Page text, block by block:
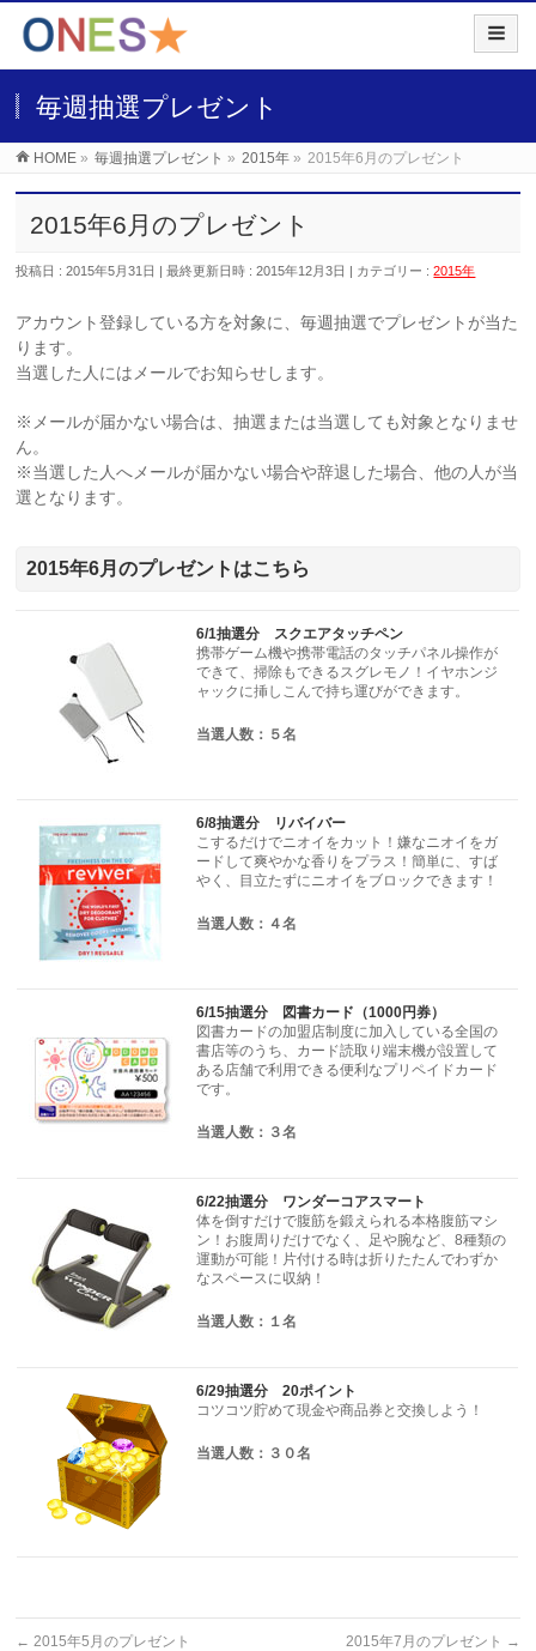
毎週抽選プレゼント
HOME » 毎週抽選プレゼント » 2015年 » 2015年6月のプレゼント
2015年6月のプレゼント
投稿日 : 2015年5月31日 最終更新日時 : 2015年12月3日 カテゴリー :2015年
アカウント登録している方を対象に、毎週抽選でプレゼントが当た
ります。
当選した人にはメールでお知らせします。
※メールが届かない場合は、抽選または当選しても対象となりませ
ん。
※当選した人へメールが届かない場合や辞退した場合、他の人が当
選となります。
2015年6月のプレゼントはこちら
6/1抽選分 スクエアタッチペン
携帯ゲーム機や携帯電話のタッチパネル操作が
できて、掃除もできるスグレモノ！イヤホンジ
ャックに挿しこんで持ち運びができます。
当選人数：５名
6/8抽選分 リバイバー
こするだけでニオイをカット！嫌なニオイをガ
ードして爽やかな香りをプラス！簡単に、すば
やく、目立たずにニオイをブロックできます！
当選人数：４名
6/15抽選分 図書カード（1000円券）
図書カードの加盟店制度に加入している全国の
書店等のうち、カード読取り端末機が設置して
ある店舗で利用できる便利なプリペイドカード
です。
当選人数：３名
6/22抽選分 ワンダーコアスマート
体を倒すだけで腹筋を鍛えられる本格腹筋マシ
ン！お腹周りだけでなく、足や腕など、8種類の
運動が可能！片付ける時は折りたたんでわずか
なスペースに収納！
当選人数：１名
6/29抽選分 20ポイント
コツコツ貯めて現金や商品券と交換しよう！
当選人数：３０名
← 2015年5月のプレゼント 2015年7月のプレゼント →